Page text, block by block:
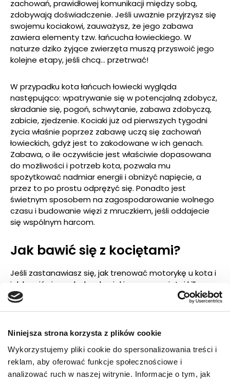
Niniejsza strona korzysta z plików cookie
Wykorzystujemy pliki cookie do spersonalizowania treści i
reklam, aby oferować funkcje społecznościowe i
analizować ruch w naszej witrynie. Informacje o tym, jak
zachowań, prawidłowej komunikacji między sobą,
zdobywają doświadczenie. Jeśli uważnie przyjrzysz się
swojemu kociakowi, zauważysz, że jego zabawa
zawiera elementy tzw. łańcucha łowieckiego. W
naturze dziko żyjące zwierzęta muszą przyswoić jego
kolejne etapy, jeśli chcą… przetrwać!
W przypadku kota łańcuch łowiecki wygląda
następująco: wpatrywanie się w potencjalną zdobycz,
skradanie się, pogoń, schwytanie, zabawa zdobyczą,
zabicie, zjedzenie. Kociaki już od pierwszych tygodni
życia właśnie poprzez zabawę uczą się zachowań
łowieckich, gdyż jest to zakodowane w ich genach.
Zabawa, o ile oczywiście jest właściwie dopasowana
do możliwości i potrzeb kota, pozwala mu
spożytkować nadmiar energii i obniżyć napięcie, a
przez to po prostu odprężyć się. Ponadto jest
świetnym sposobem na zagospodarowanie wolnego
czasu i budowanie więzi z mruczkiem, jeśli oddajecie
się wspólnym harcom.
Jak bawić się z kociętami?
Jeśli zastanawiasz się, jak trenować motorykę u kota i
jak bawić się z młodym kociakiem, zapamiętaj kilka
podstawowych zasad. Przede wszystkim nie zmuszaj
malucha do intensywnej zabawy. Nie proponuj mu jej
moment, gdy kociak sam będzie miał ochotę na
psoty. Nie zapominaj o wspomnianym łańcuchu
łowieckim. Jeśli chcesz bawić się z kotem w polowanie
(np. przy pomocy wędki czy innej zabawki), obserwuj
pupila i pozwól mu zrealizować kolejno wszystkie